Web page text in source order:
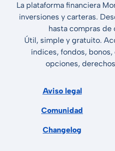
La plataforma financiera
inversiones y carteras.
hasta compras
Útil, simple y gratuito.
índices, fondos,
opciones,
Aviso legal
Comunidad
Changelog